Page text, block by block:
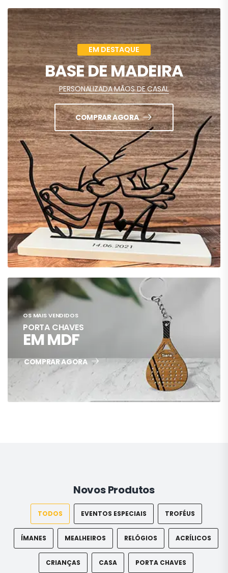
EM DESTAQUE
BASE DE MADEIRA
PERSONALIZADA MÃOS DE CASAL
COMPRAR AGORA
OS MAIS VENDIDOS
PORTA CHAVES
EM MDF
COMPRAR AGORA
Novos Produtos
TODOS EVENTOS ESPECIAIS TROFÉUS
ÍMANES MEALHEIROS RELÓGIOS ACRÍLICOS
CRIANÇAS CASA PORTA CHAVES